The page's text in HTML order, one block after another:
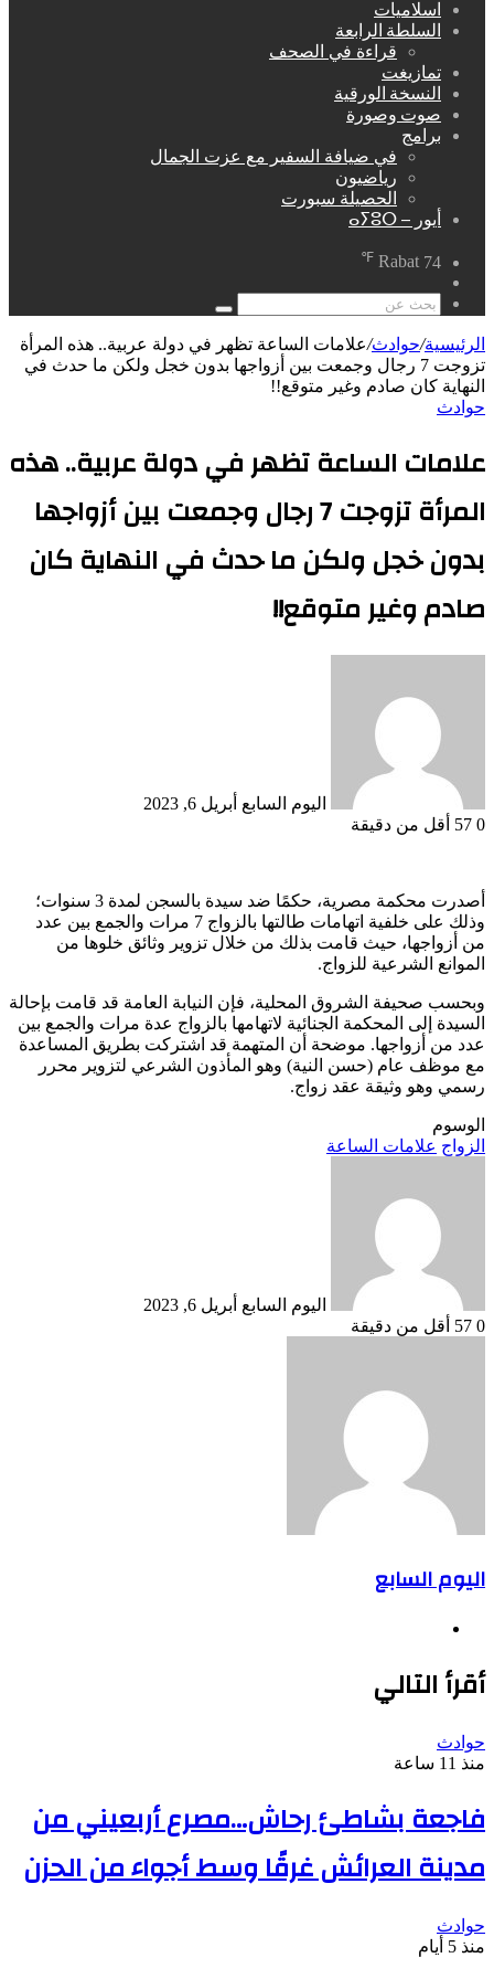
اسلاميات
السلطة الرابعة
قراءة في الصحف
تمازيغت
النسخة الورقية
صوت وصورة
برامج
في ضيافة السفير مع عزت الجمال
رياضيون
الحصيلة سبورت
أيور – ⴰⵢⵓⵔ
Rabat 74
℉
عشوائي
بحث
الرئيسية/حوادث/علامات الساعة تظهر في دولة عربية.. هذه المرأة
تزوجت 7 رجال وجمعت بين أزواجها بدون خجل ولكن ما حدث في
النهاية كان صادم وغير متوقع!!
حوادث
علامات الساعة تظهر في دولة عربية.. هذه
المرأة تزوجت 7 رجال وجمعت بين أزواجها
بدون خجل ولكن ما حدث في النهاية كان
صادم وغير متوقع!!
اليوم السابع أبريل 6, 2023
0
أقل من دقيقة
أصدرت محكمة مصرية، حكمًا ضد سيدة بالسجن لمدة 3 سنوات؛
وذلك على خلفية اتهامات طالتها بالزواج 7 مرات والجمع بين عدد
من أزواجها، حيث قامت بذلك من خلال تزوير وثائق خلوها من
الموانع الشرعية للزواج.
وبحسب صحيفة الشروق المحلية، فإن النيابة العامة قد قامت بإحالة
السيدة إلى المحكمة الجنائية لاتهامها بالزواج عدة مرات والجمع بين
عدد من أزواجها. موضحة أن المتهمة قد اشتركت بطريق المساعدة
مع موظف عام (حسن النية) وهو المأذون الشرعي لتزوير محرر
رسمي وهو وثيقة عقد زواج.
الوسوم
الزواج علامات الساعة
اليوم السابع أبريل 6, 2023
0
أقل من دقيقة
اليوم السابع
أقرأ التالي
حوادث
منذ 11 ساعة
فاجعة بشاطئ رحاش…مصرع أربعيني من
مدينة العرائش غرقًا وسط أجواء من الحزن
حوادث
منذ 5 أيام